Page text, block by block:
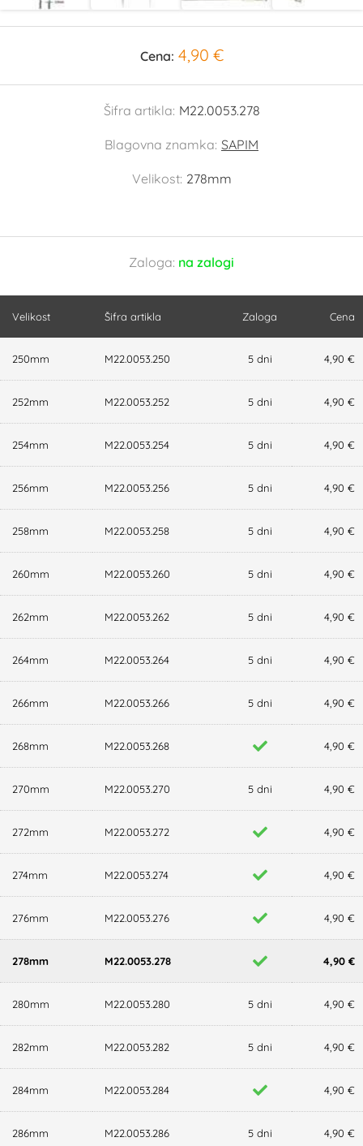
Cena: 4,90 €
Šifra artikla: M22.0053.278
Blagovna znamka: SAPIM
Velikost: 278mm
Zaloga: na zalogi
Velikost Šifra artikla Zaloga Cena
250mm M22.0053.250 5 dni 4,90 €
252mm M22.0053.252 5 dni 4,90 €
254mm M22.0053.254 5 dni 4,90 €
256mm M22.0053.256 5 dni 4,90 €
258mm M22.0053.258 5 dni 4,90 €
260mm M22.0053.260 5 dni 4,90 €
262mm M22.0053.262 5 dni 4,90 €
264mm M22.0053.264 5 dni 4,90 €
266mm M22.0053.266 5 dni 4,90 €
268mm M22.0053.268 4,90 €
270mm M22.0053.270 5 dni 4,90 €
272mm M22.0053.272 4,90 €
274mm M22.0053.274 4,90 €
276mm M22.0053.276 4,90 €
278mm M22.0053.278 4,90 €
280mm M22.0053.280 5 dni 4,90 €
282mm M22.0053.282 5 dni 4,90 €
284mm M22.0053.284 4,90 €
286mm M22.0053.286 5 dni 4,90 €